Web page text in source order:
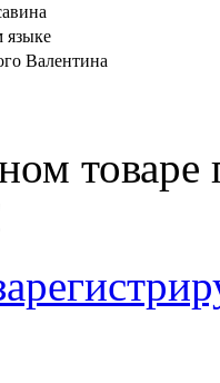
языке
Валентина
товаре